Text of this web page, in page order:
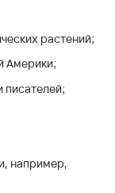
растений;
Америки;
писателей;
например,